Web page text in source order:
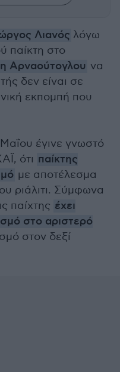
Λιανός λόγω
παίκτη στο
Αρναούτογλου να
δεν είναι σε
εκπομπή που
έγινε γνωστό
ότι παίκτης
με αποτέλεσμα
ριάλιτι. Σύμφωνα
παίχτης έχει
στο αριστερό
στον δεξί